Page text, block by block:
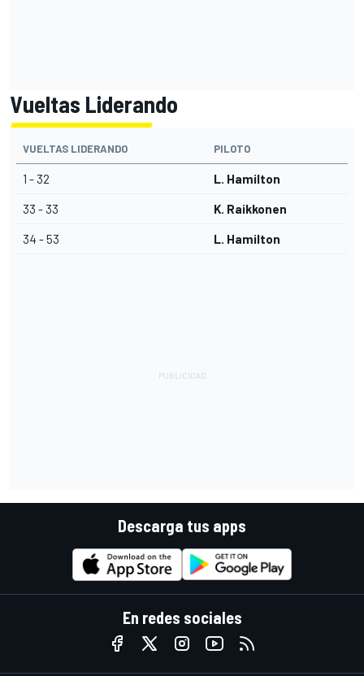
Vueltas Liderando
VUELTAS LIDERANDO PILOTO
1 - 32 L. Hamilton
33 - 33 K. Raikkonen
34 - 53 L. Hamilton
Descarga tus apps
En redes sociales